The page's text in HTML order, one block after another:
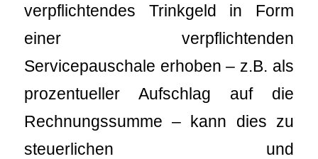
verpflichtendes Trinkgeld in Form
einer verpflichtenden
Servicepauschale erhoben – z.B. als
prozentueller Aufschlag auf die
Rechnungssumme – kann dies zu
steuerlichen und